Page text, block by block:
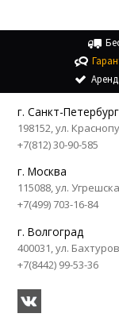
г. Санкт-Петербург
198152, ул.
+7(812) 30-90-585
г. Москва
115088, ул.
+7(499) 703-16-84
г. Волгоград
400031, ул.
+7(8442) 99-53-36